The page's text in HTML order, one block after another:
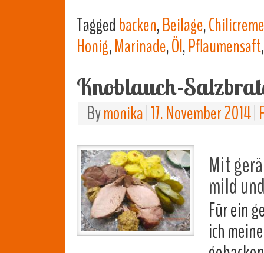
Taggedbacken,Beilage,Chilicreme
Honig,Marinade,Öl,Pflaumensaft
Knoblauch-
Bymonika 17. November 2014
Mit
mild
Für ein
ich